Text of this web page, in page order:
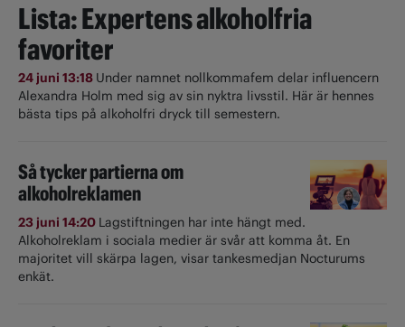
Lista: Expertens alkoholfria
favoriter
24 juni 13:18 Under namnet nollkommafem delar influencern
Alexandra Holm med sig av sin nyktra livsstil. Här är hennes
bästa tips på alkoholfri dryck till semestern.
Så tycker partierna om
alkoholreklamen
23 juni 14:20 Lagstiftningen har inte hängt med.
Alkoholreklam i sociala medier är svår att komma åt. En
majoritet vill skärpa lagen, visar tankesmedjan Nocturums
enkät.